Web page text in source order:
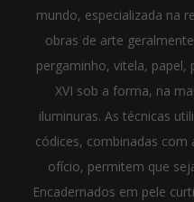
mundo, especializada na
obras de arte
pergaminho, vitela, papel,
XVI sob a forma, na
iluminuras. As técnicas
códices, combinadas
ofício, permitem que
Encadernados em pele